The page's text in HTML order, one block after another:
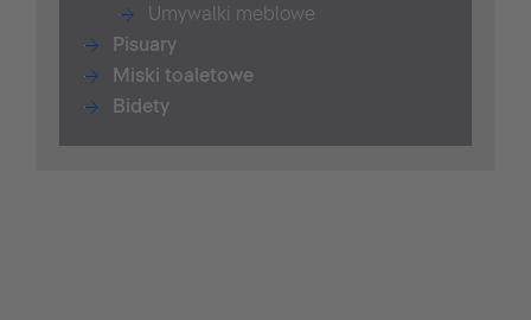
Umywalki meblowe
Pisuary
Miski toaletowe
Bidety